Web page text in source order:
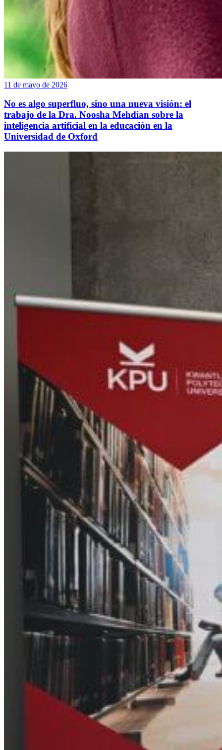
11 de mayo de 2026
No es algo superfluo, sino una nueva visión: el
trabajo de la Dra. Noosha Mehdian sobre la
inteligencia artificial en la educación en la
Universidad de Oxford